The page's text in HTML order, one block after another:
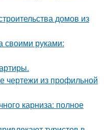
домов из
своими руками:
чертежи из профильной
карниза: полное